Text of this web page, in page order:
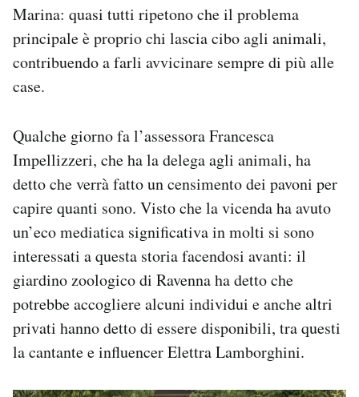
Marina: quasi tutti ripetono che il problema
principale è proprio chi lascia cibo agli animali,
contribuendo a farli avvicinare sempre di più alle
case.
Qualche giorno fa l’assessora Francesca
Impellizzeri, che ha la delega agli animali, ha
detto che verrà fatto un censimento dei pavoni per
capire quanti sono. Visto che la vicenda ha avuto
un’eco mediatica significativa in molti si sono
interessati a questa storia facendosi avanti: il
giardino zoologico di Ravenna ha detto che
potrebbe accogliere alcuni individui e anche altri
privati hanno detto di essere disponibili, tra questi
la cantante e influencer Elettra Lamborghini.